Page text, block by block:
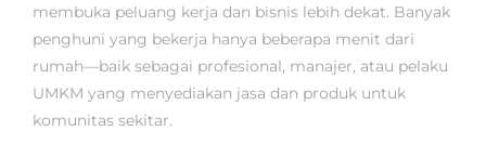
membuka peluang kerja dan bisnis lebih dekat. Banyak
penghuni yang bekerja hanya beberapa menit dari
rumah—baik sebagai profesional, manajer, atau pelaku
UMKM yang menyediakan jasa dan produk untuk
komunitas sekitar.